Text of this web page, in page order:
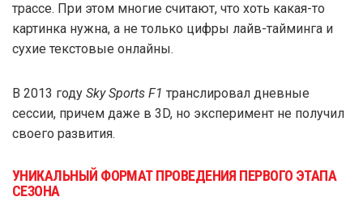
трассе. При этом многие считают, что хоть какая-то
картинка нужна, а не только цифры лайв-тайминга и
сухие текстовые онлайны.
В 2013 году Sky Sports F1 транслировал дневные
сессии, причем даже в 3D, но эксперимент не получил
своего развития.
УНИКАЛЬНЫЙ ФОРМАТ ПРОВЕДЕНИЯ ПЕРВОГО ЭТАПА
СЕЗОНА